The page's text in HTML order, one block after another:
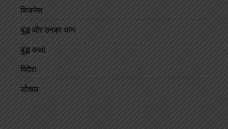
बिजनेस
बुद्ध और उनका धम्म
बुद्ध कथा
विदेश
सोशल